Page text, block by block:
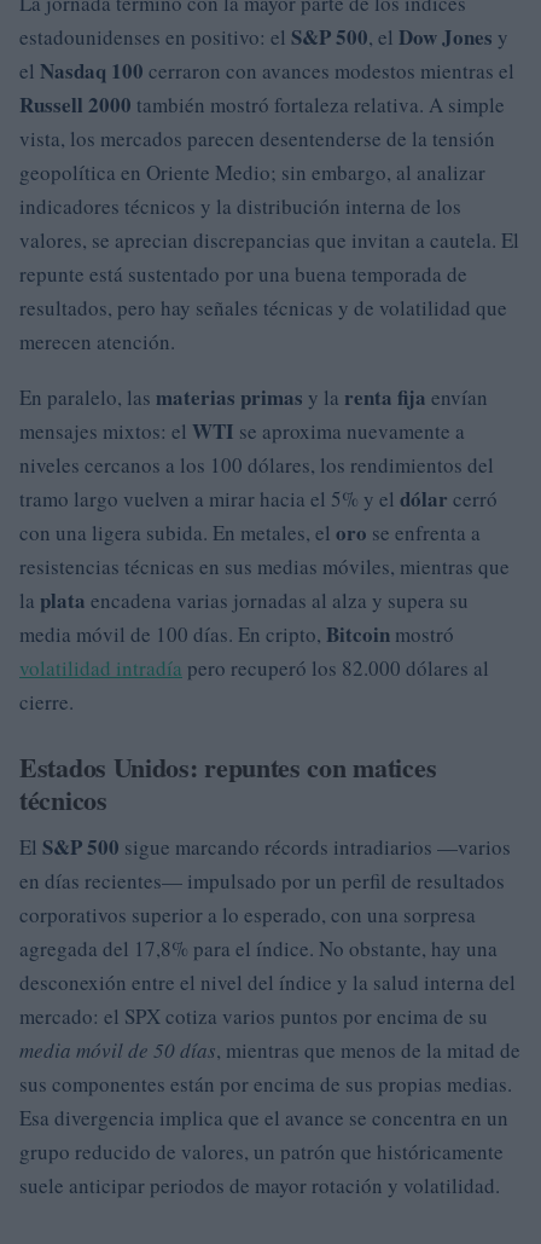
estadounidenses en positivo: el S&P 500, el Dow Jones y
el Nasdaq 100 cerraron con avances modestos mientras el
Russell 2000 también mostró fortaleza relativa. A simple
vista, los mercados parecen desentenderse de la tensión
geopolítica en Oriente Medio; sin embargo, al analizar
indicadores técnicos y la distribución interna de los
valores, se aprecian discrepancias que invitan a cautela. El
repunte está sustentado por una buena temporada de
resultados, pero hay señales técnicas y de volatilidad que
merecen atención.
En paralelo, las materias primas y la renta fija envían
mensajes mixtos: el WTI se aproxima nuevamente a
niveles cercanos a los 100 dólares, los rendimientos del
tramo largo vuelven a mirar hacia el 5% y el dólar cerró
con una ligera subida. En metales, el oro se enfrenta a
resistencias técnicas en sus medias móviles, mientras que
la plata encadena varias jornadas al alza y supera su
media móvil de 100 días. En cripto, Bitcoin mostró
volatilidad intradía pero recuperó los 82.000 dólares al
cierre.
Estados Unidos: repuntes con matices
técnicos
El S&P 500 sigue marcando récords intradiarios —varios
en días recientes— impulsado por un perfil de resultados
corporativos superior a lo esperado, con una sorpresa
agregada del 17,8% para el índice. No obstante, hay una
desconexión entre el nivel del índice y la salud interna del
mercado: el SPX cotiza varios puntos por encima de su
media móvil de 50 días, mientras que menos de la mitad de
sus componentes están por encima de sus propias medias.
Esa divergencia implica que el avance se concentra en un
grupo reducido de valores, un patrón que históricamente
suele anticipar periodos de mayor rotación y volatilidad.